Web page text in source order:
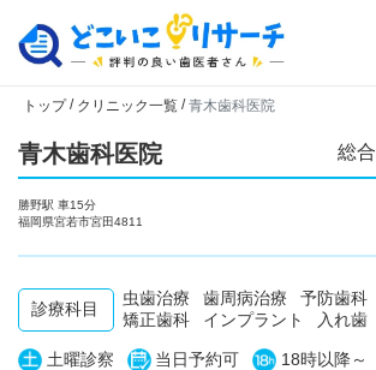
トップ/ クリニック一覧 /青木歯科医院
青木歯科医院 総合
勝野駅 車15分
福岡県宮若市宮田4811
診療科目
虫歯治療 歯周病治療 予防歯科
矯正歯科
インプラント 入れ歯
土曜診察 当日予約可 18時以降～